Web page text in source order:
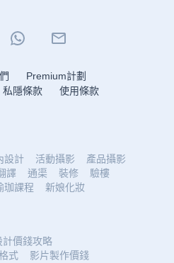
Premium計劃
私隱條款
使用條款
設計 活動攝影
產品攝影
譯 通渠 裝修
驗樓
珈課程 新娘化妝
計價錢攻略
式
影片製作價錢